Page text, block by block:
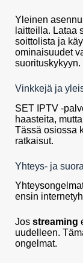
Yleinen
laitteilla. Lataa
soittolista ja
ominaisuudet
suorituskykyyn.
Vinkkejä ja
SET IPTV -
haasteita,
Tässä osiossa
ratkaisut.
Yhteys- ja
ensin
Jos streaming
uudelleen.
ongelmat.